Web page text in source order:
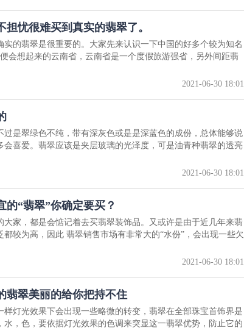
忧很难买到真实的翡翠了。
的翡翠是很重要的。大家先来认识一下中国的好多个较为知名
会想起来的云南省，云南省是一个度假旅游强省，另外间距翡
2021-06-30 18:01
是翠绿色不纯，带有深灰色或是是深蓝色的成份，总体能够说
喜爱。翡翠应该是夹层玻璃的光泽度，可是油青种翡翠的透亮
2021-06-30 18:01
“翡翠”你确定要买？
家，都是会惦记着去买翡翠装饰品。又或许是由于近几年来翡
较为高，因此 翡翠销售市场有非常大的“水份”，会出现一些欠
2021-06-30 18:01
翡翠美丽的给你把持不住
灯光效果下会出现一些略微的转变，翡翠在全部珠宝首饰界是
，色，要依据灯光效果的色调来突显这一翡翠优势，防止它的